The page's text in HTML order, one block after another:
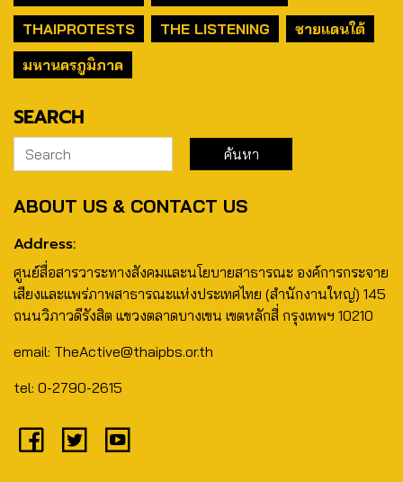
THAIPROTESTS
THE LISTENING
ชายแดนใต้
มหานครภูมิภาค
SEARCH
ABOUT US & CONTACT US
Address:
ศูนย์สื่อสารวาระทางสังคมและนโยบายสาธารณะ องค์การกระจาย
เสียงและแพร่ภาพสาธารณะแห่งประเทศไทย (สำนักงานใหญ่) 145
ถนนวิภาวดีรังสิต แขวงตลาดบางเขน เขตหลักสี่ กรุงเทพฯ 10210
email: TheActive@thaipbs.or.th
tel: 0-2790-2615